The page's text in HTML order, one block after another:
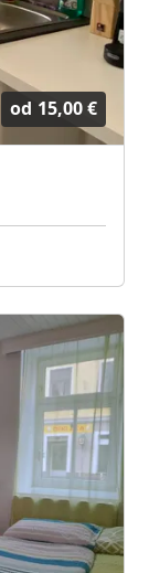
od 15,00 €